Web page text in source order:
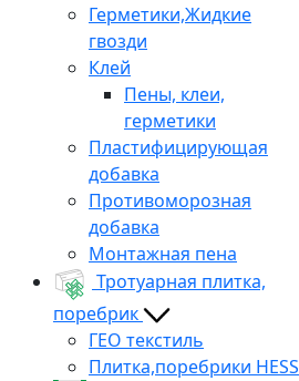
Герметики,Жидкие
гвозди
Клей
Пены, клеи,
герметики
Пластифицирующая
добавка
Противоморозная
добавка
Монтажная пена
Тротуарная плитка,
поребрик
ГЕО текстиль
Плитка,поребрики HESS